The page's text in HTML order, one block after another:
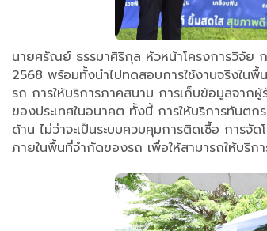
นายศรัณย์ ธรรมาศิริกุล หัวหน้าโครงการวิจัย
2568 พร้อมทั้งนำไปทดสอบการใช้งานจริงในพื้
รถ การให้บริการภาคสนาม การเก็บข้อมูลจาก
ของประเทศในอนาคต ทั้งนี้ การให้บริการทัน
ด้าน ไม่ว่าจะเป็นระบบควบคุมการติดเชื้อ การ
ภายในพื้นที่จำกัดของรถ เพื่อให้สามารถให้บริ